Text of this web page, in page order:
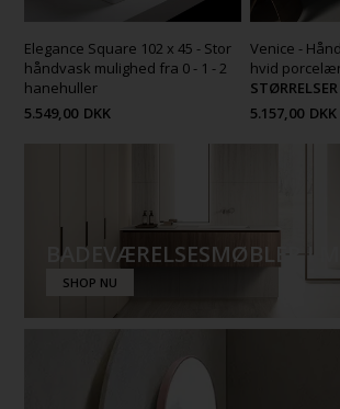
Elegance Square 102 x 45 - Stor
håndvask mulighed fra 0 - 1 - 2
hanehuller
5.549,00 DKK
Venice -
hvid
STØRRELSER
5.157,00 DKK
BADEVÆRELSESMØBLER I
SHOP NU